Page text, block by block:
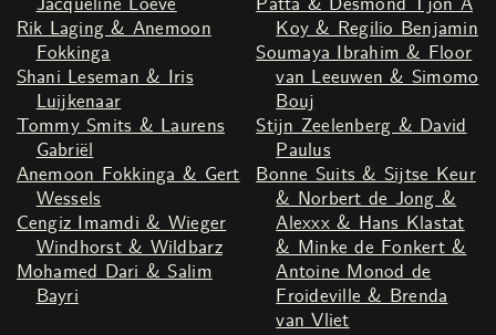
Rik Laging & Anemoon
Fokkinga
Shani Leseman & Iris
Luijkenaar
Tommy Smits & Laurens
Gabriël
Anemoon Fokkinga & Gert
Wessels
Cengiz Imamdi & Wieger
Windhorst & Wildbarz
Mohamed Dari & Salim
Bayri
Koy & Regilio Benjamin
Soumaya Ibrahim & Floor
van Leeuwen & Simomo
Bouj
Stijn Zeelenberg & David
Paulus
Bonne Suits & Sijtse Keur
& Norbert de Jong &
Alexxx & Hans Klastat
& Minke de Fonkert &
Antoine Monod de
Froideville & Brenda
van Vliet